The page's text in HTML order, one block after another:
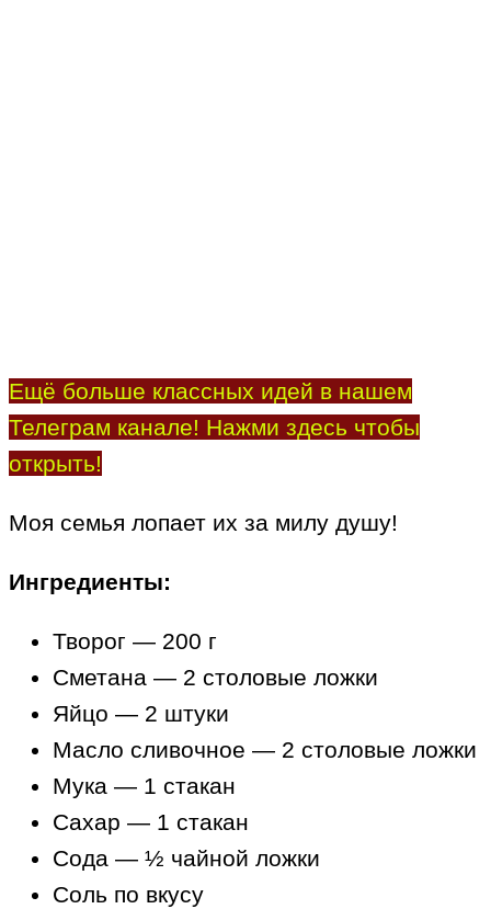
Ещё больше классных идей в нашем
Телеграм канале! Нажми здесь чтобы
открыть!
Моя семья лопает их за милу душу!
Ингредиенты:
Творог — 200 г
Сметана — 2 столовые ложки
Яйцо — 2 штуки
Масло сливочное — 2 столовые ложки
Мука — 1 стакан
Сахар — 1 стакан
Сода — ½ чайной ложки
Соль по вкусу